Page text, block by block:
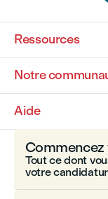
Ressources
Notre
Aide
Tout ce dont
votre